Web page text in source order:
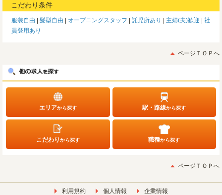
こだわり条件
服装自由 髪型自由 オープニングスタッフ 託児所あり 主婦(夫)歓迎
社
員登用あり
ページＴＯＰへ
エリアから探す 駅・路線から探す
こだわりから探す 職種から探す
ページＴＯＰへ
利用規約 個人情報 企業情報